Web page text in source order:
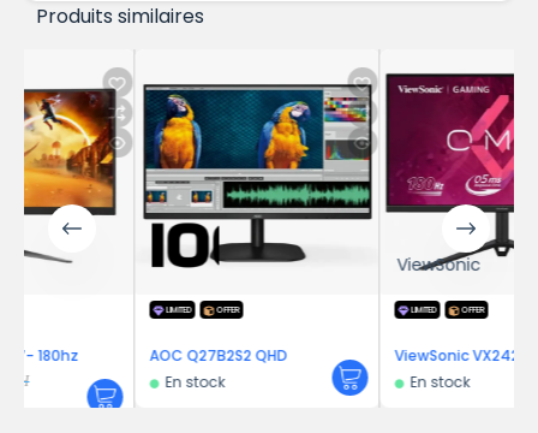
Produits similaires
OFFER
AOC Q27B2S2 QHD
En stock
ViewSonic
OFFER
ViewSonic VX2428J
En stock